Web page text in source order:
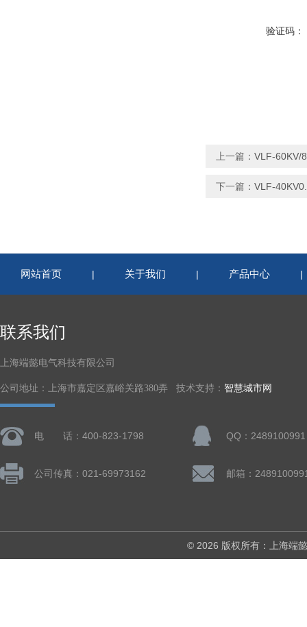
验证码：
上一篇： VLF-60KV/
下一篇： VLF-
网站首页 | 关于我们 | 产品中心
联系我们
上海端懿电气科技有限公司
公司地址：上海市嘉定区嘉峪关路380弄 技术支持： 智慧城市网
电 话：400-823-1798 QQ：2489100991
公司传真：021-69973162 邮箱：
© 2026 版权所有：上海端